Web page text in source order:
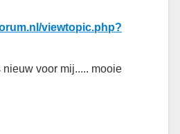
viewtopic.php?
voor mij..... mooie